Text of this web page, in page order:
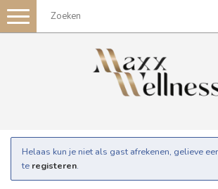
Toggle
navigation
Helaas kun je niet als gast afrekenen, gelieve
te registeren.